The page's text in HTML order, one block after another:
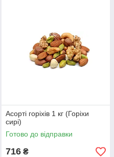
Асорті горіхів 1 кг (Горіхи
сирі)
Готово до відправки
716 ₴